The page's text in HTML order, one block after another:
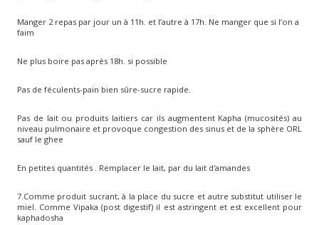
Manger 2 repas par jour un à 11h. et l’autre à 17h. Ne manger que si l’on a
faim
Ne plus boire pas après 18h. si possible
Pas de féculents-pain bien sûre-sucre rapide.
Pas de lait ou produits laitiers car ils augmentent Kapha (mucosités) au
niveau pulmonaire et provoque congestion des sinus et de la sphère ORL
sauf le ghee
En petites quantités . Remplacer le lait, par du lait d'amandes
7.Comme produit sucrant, à la place du sucre et autre substitut utiliser le
miel. Comme Vipaka (post digestif) il est astringent et est excellent pour
kaphadosha